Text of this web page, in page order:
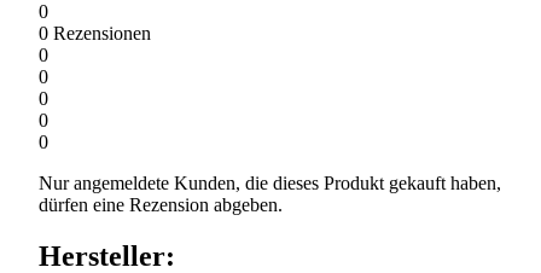
0
0 Rezensionen
0
0
0
0
0
Nur angemeldete Kunden, die dieses Produkt gekauft haben,
dürfen eine Rezension abgeben.
Hersteller: